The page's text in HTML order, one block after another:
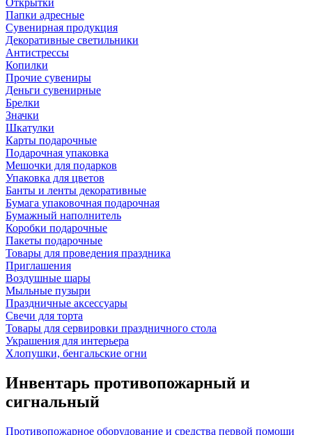
Открытки
Папки адресные
Сувенирная продукция
Декоративные светильники
Антистрессы
Копилки
Прочие сувениры
Деньги сувенирные
Брелки
Значки
Шкатулки
Карты подарочные
Подарочная упаковка
Мешочки для подарков
Упаковка для цветов
Банты и ленты декоративные
Бумага упаковочная подарочная
Бумажный наполнитель
Коробки подарочные
Пакеты подарочные
Товары для проведения праздника
Приглашения
Воздушные шары
Мыльные пузыри
Праздничные аксессуары
Свечи для торта
Товары для сервировки праздничного стола
Украшения для интерьера
Хлопушки, бенгальские огни
Инвентарь противопожарный и
сигнальный
Противопожарное оборудование и средства первой помощи